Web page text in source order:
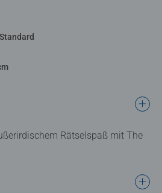
Rätselspaß mit The